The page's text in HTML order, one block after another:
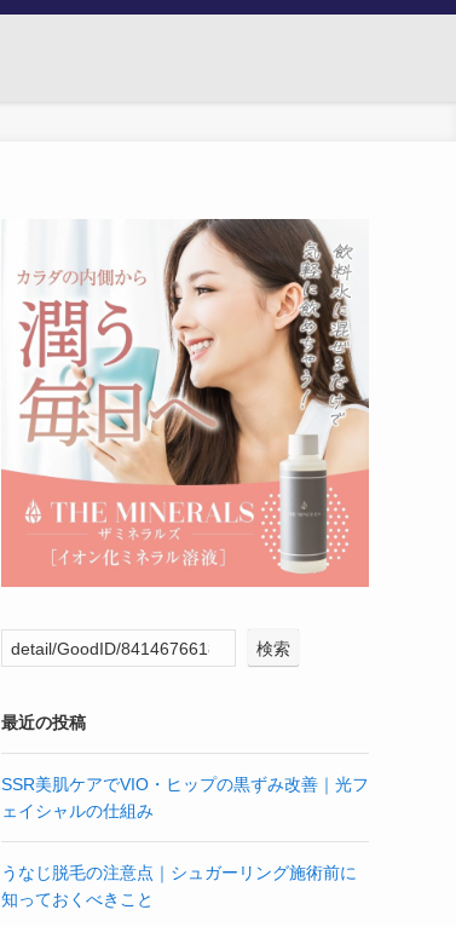
検索
最近の投稿
SSR美肌ケアでVIO・ヒップの黒ずみ改善｜光フ
ェイシャルの仕組み
うなじ脱毛の注意点｜シュガーリング施術前に
知っておくべきこと